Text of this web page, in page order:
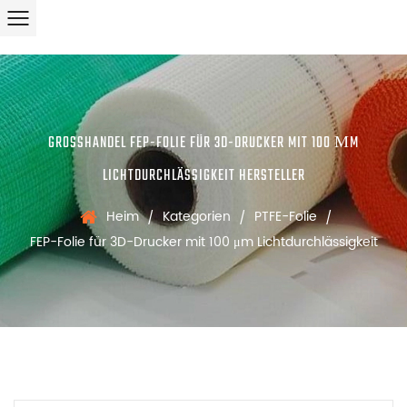
GROSSHANDEL FEP-FOLIE FÜR 3D-DRUCKER MIT 100 ΜM L
ICHTDURCHLÄSSIGKEIT HERSTELLER
Heim / Kategorien / PTFE-Folie /
FEP-Folie für 3D-Drucker mit 100 μm Lichtdurchlässigkeit